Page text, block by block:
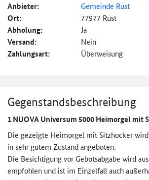
Anbieter: Gemeinde Rust
Ort: 77977 Rust
Abholung: Ja
Versand: Nein
Zahlungsart: Überweisung
Gegenstandsbeschreibung
1 NUOVA Universum 5000 Heimorgel mit
Die gezeigte Heimorgel mit Sitzhocker
in sehr gutem Zustand angeboten.
Die Besichtigung vor Gebotsabgabe wird
empfohlen und ist im Einzelfall auch